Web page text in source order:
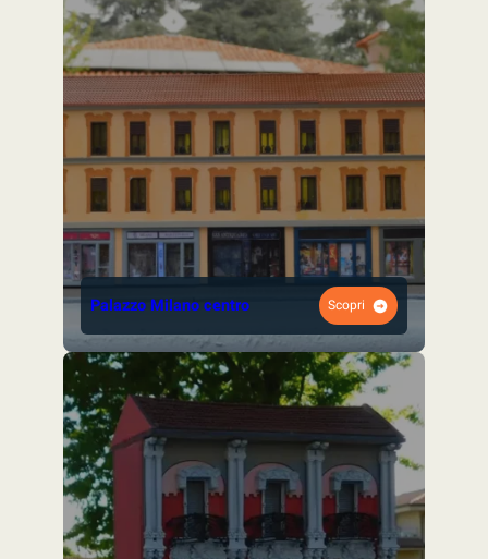
Palazzo Milano centro Scopri